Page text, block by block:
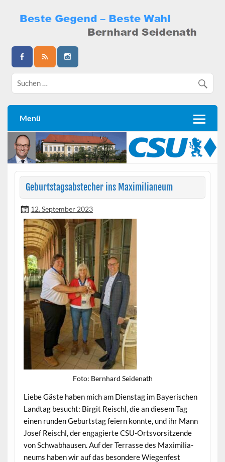
content
Bernhard Seidenath
Menü
Geburtstagsabstecher ins Maximilianeum
12. September 2023
Foto: Bern­hard Seidenath
Liebe Gäste haben mich am Dien­stag im Bay­erischen
Land­tag besucht: Bir­git Reis­chl, die an diesem Tag
einen run­den Geburt­stag feiern kon­nte, und ihr Mann
Josef Reis­chl, der engagierte CSU-Ortsvor­sitzende
von Schwab­hausen. Auf der Ter­rasse des Max­i­m­il­ia­
neums haben wir auf das beson­dere Wiegen­fest